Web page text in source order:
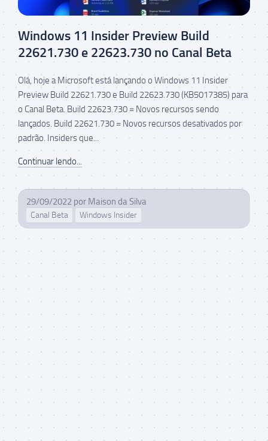
Windows 11 Insider Preview Build
22621.730 e 22623.730 no Canal Beta
Olá, hoje a Microsoft está lançando o Windows 11 Insider
Preview Build 22621.730 e Build 22623.730 (KB5017385) para
o Canal Beta. Build 22623.730 = Novos recursos sendo
lançados. Build 22621.730 = Novos recursos desativados por
padrão. Insiders que...
Continuar lendo...
29/09/2022 por Maison da Silva
Canal Beta Windows Insider